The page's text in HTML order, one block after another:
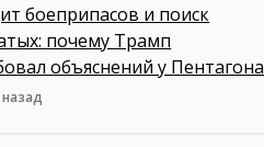
боеприпасов и поиск
почему Трамп
объяснений у Пентагона
назад